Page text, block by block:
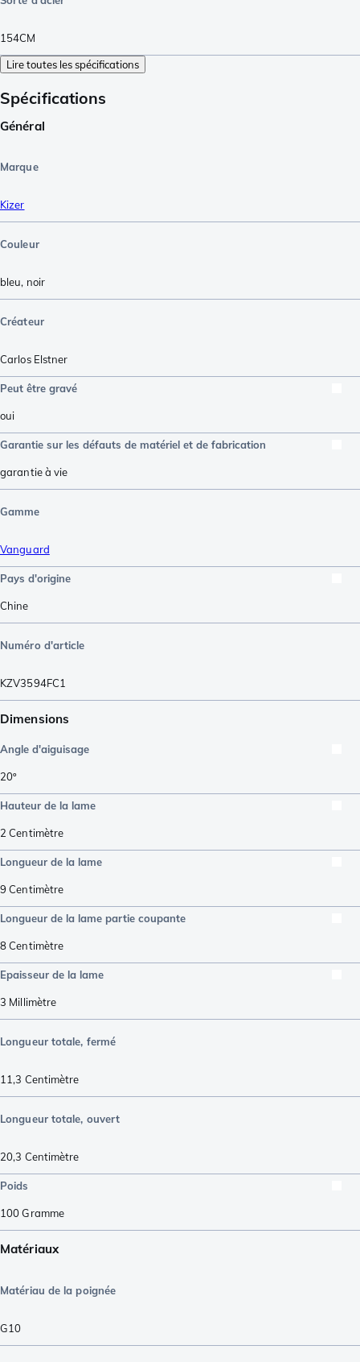
154CM
Lire toutes les spécifications
Spécifications
Général
Marque
Kizer
Couleur
bleu, noir
Créateur
Carlos Elstner
Peut être gravé
oui
Garantie sur les défauts de matériel et de fabrication
garantie à vie
Gamme
Vanguard
Pays d'origine
Chine
Numéro d'article
KZV3594FC1
Dimensions
Angle d'aiguisage
20º
Hauteur de la lame
2 Centimètre
Longueur de la lame
9 Centimètre
Longueur de la lame partie coupante
8Centimètre
Epaisseur de la lame
3 Millimètre
Longueur totale, fermé
11,3 Centimètre
Longueur totale, ouvert
20,3 Centimètre
Poids
100Gramme
Matériaux
Matériau de la poignée
G10